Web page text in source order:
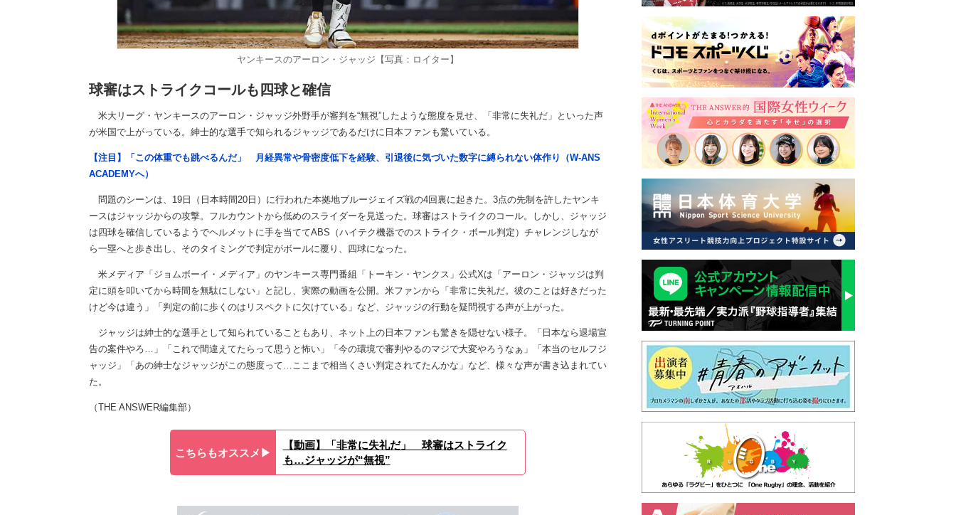
ヤンキースのアーロン・ジャッジ【写真：ロイター】
球審はストライクコールも四球と確信
米大リーグ・ヤンキースのアーロン・ジャッジ外野手が審判を“無視”したような態度を見せ、「非常に失礼だ」といった声
が米国で上がっている。紳士的な選手で知られるジャッジであるだけに日本ファンも驚いている。
【注目】「この体重でも跳べるんだ」 月経異常や骨密度低下を経験、引退後に気づいた数字に縛られない体作り（W-ANS
ACADEMYへ）
問題のシーンは、19日（日本時間20日）に行われた本拠地ブルージェイズ戦の4回裏に起きた。3点の先制を許したヤンキ
ースはジャッジからの攻撃。フルカウントから低めのスライダーを見送った。球審はストライクのコール。しかし、ジャッジ
は四球を確信しているようでヘルメットに手を当ててABS（ハイテク機器でのストライク・ボール判定）チャレンジしなが
ら一塁へと歩き出し、そのタイミングで判定がボールに覆り、四球になった。
米メディア「ジョムボーイ・メディア」のヤンキース専門番組「トーキン・ヤンクス」公式Xは「アーロン・ジャッジは判
定に頭を叩いてから時間を無駄にしない」と記し、実際の動画を公開。米ファンから「非常に失礼だ。彼のことは好きだった
けど今は違う」「判定の前に歩くのはリスペクトに欠けている」など、ジャッジの行動を疑問視する声が上がった。
ジャッジは紳士的な選手として知られていることもあり、ネット上の日本ファンも驚きを隠せない様子。「日本なら退場宣
告の案件やろ…」「これで間違えてたらって思うと怖い」「今の環境で審判やるのマジで大変やろうなぁ」「本当のセルフジ
ャッジ」「あの紳士なジャッジがこの態度って…ここまで相当くさい判定されてたんかな」など、様々な声が書き込まれてい
た。
（THE ANSWER編集部）
こちらもオススメ▶︎
【動画】「非常に失礼だ」 球審はストライク
も…ジャッジが“無視”